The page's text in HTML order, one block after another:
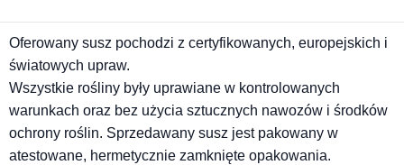
Oferowany susz pochodzi z certyfikowanych, europejskich i
światowych upraw.
Wszystkie rośliny były uprawiane w kontrolowanych
warunkach oraz bez użycia sztucznych nawozów i środków
ochrony roślin. Sprzedawany susz jest pakowany w
atestowane, hermetycznie zamknięte opakowania.